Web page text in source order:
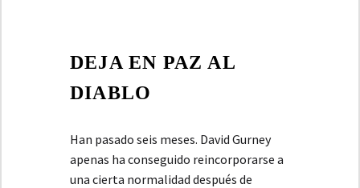
DEJA EN PAZ AL
DIABLO
Han pasado seis meses. David Gurney
apenas ha conseguido reincorporarse a
una cierta normalidad después de